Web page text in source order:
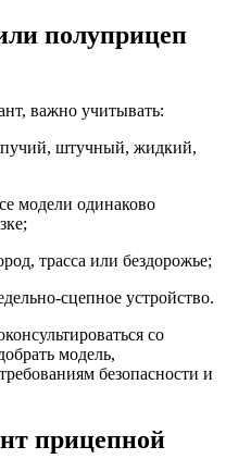
полуприцеп
важно учитывать:
штучный, жидкий,
модели одинаково
трасса или бездорожье;
сцепное устройство.
со
модель,
безопасности и
прицепной